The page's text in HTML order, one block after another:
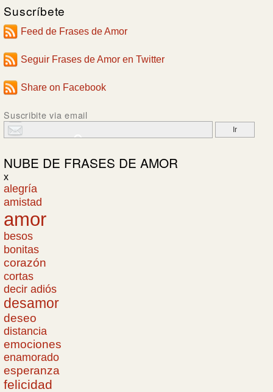
Suscríbete
Feed de Frases de Amor
Seguir Frases de Amor en Twitter
Share on Facebook
Suscribite via email
NUBE DE FRASES DE AMOR
x
alegría
amistad
amor
besos
bonitas
corazón
cortas
decir adiós
desamor
deseo
distancia
emociones
enamorado
esperanza
felicidad